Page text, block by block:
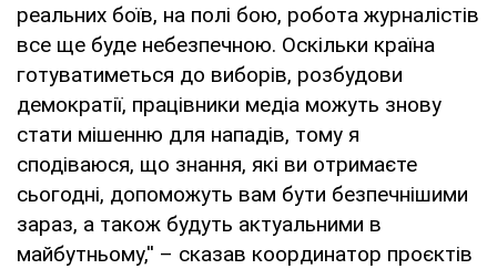
реальних боїв, на полі бою, робота журналістів
все ще буде небезпечною. Оскільки країна
готуватиметься до виборів, розбудови
демократії, працівники медіа можуть знову
стати мішенню для нападів, тому я
сподіваюся, що знання, які ви отримаєте
сьогодні, допоможуть вам бути безпечнішими
зараз, а також будуть актуальними в
майбутньому,'' – сказав координатор проєктів